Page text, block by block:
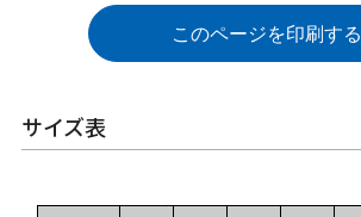
このページを印刷する
サイズ表